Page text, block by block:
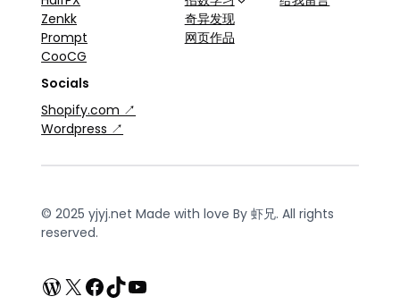
Zenkk
Prompt
CooCG
奇异发现
网页作品
Socials
Shopify.com ↗
Wordpress ↗
© 2025 yjyj.net Made with love By 虾兄. All rights
reserved.
WordPress
X Facebook
TikTokYouTube